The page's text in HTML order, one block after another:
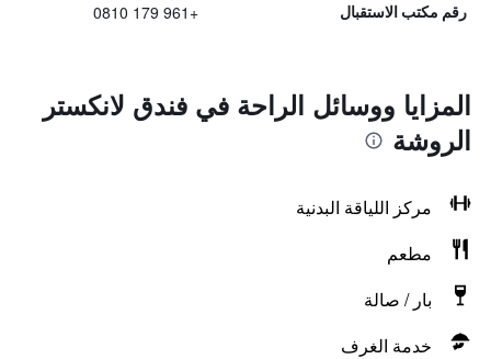
رقم مكتب الاستقبال +961 179 0810
المزايا ووسائل الراحة في فندق لانكستر
الروشة
مركز اللياقة البدنية
مطعم
بار / صالة
خدمة الغرف